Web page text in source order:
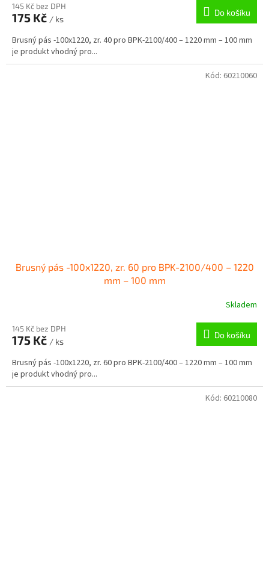
145 Kč bez DPH
175 Kč / ks
Do košíku
Brusný pás -100x1220, zr. 40 pro BPK-2100/400 – 1220 mm – 100 mm
je produkt vhodný pro...
Brusný pás -100x1220, zr. 60 pro BPK-2100/400 – 1220
mm – 100 mm
Skladem
145 Kč bez DPH
175 Kč / ks
Do košíku
Brusný pás -100x1220, zr. 60 pro BPK-2100/400 – 1220 mm – 100 mm
je produkt vhodný pro...
Kód: 60210060
Kód: 60210080